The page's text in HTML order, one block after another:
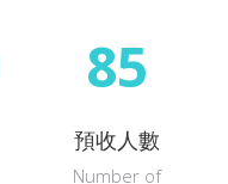
85
預收人數
Number of